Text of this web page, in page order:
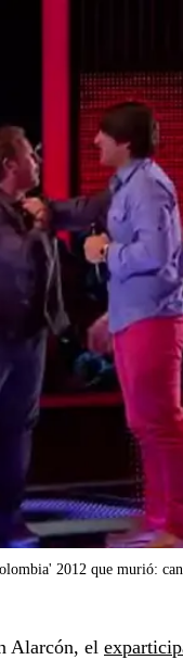
2012 que murió:
Alarcón, el